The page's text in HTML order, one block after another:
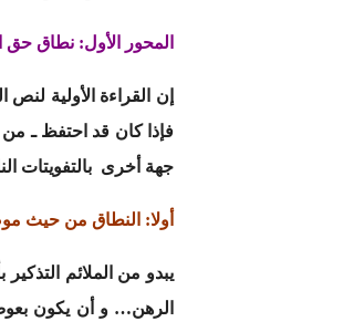
المحور الأول: نطاق حق
فإذا كان قد احتفظ ـ من
جهة أخرى بالتفويتات
أولا: النطاق من حيث
يبدو من الملائم
الرهن… و أن يكون